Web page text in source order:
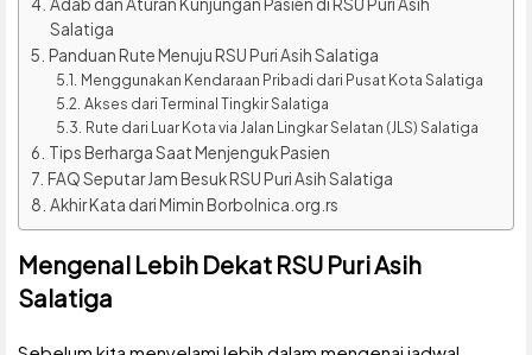
Adab dan Aturan Kunjungan Pasien di RSU Puri Asih
Salatiga
Panduan Rute Menuju RSU Puri Asih Salatiga
Menggunakan Kendaraan Pribadi dari Pusat Kota Salatiga
Akses dari Terminal Tingkir Salatiga
Rute dari Luar Kota via Jalan Lingkar Selatan (JLS) Salatiga
Tips Berharga Saat Menjenguk Pasien
FAQ Seputar Jam Besuk RSU Puri Asih Salatiga
Akhir Kata dari Mimin Borbolnica.org.rs
Mengenal Lebih Dekat RSU Puri Asih
Salatiga